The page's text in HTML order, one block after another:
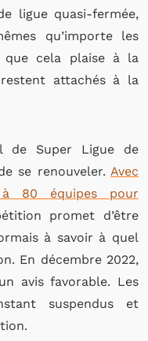
ligue quasi-fermée,
qu’importe les
que cela plaise à la
attachés à la
de Super Ligue de
se renouveler. Avec
80 équipes pour
promet d’être
à savoir à quel
En décembre 2022,
avis favorable. Les
suspendus et